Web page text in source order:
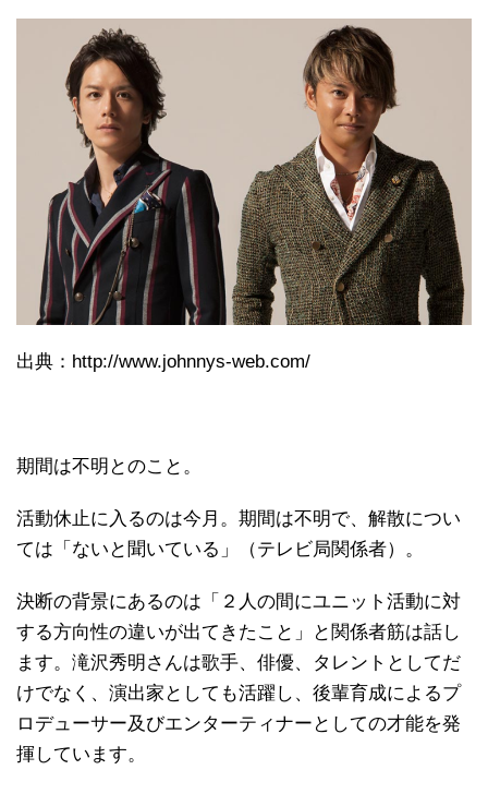
出典：http://www.johnnys-web.com/
期間は不明とのこと。
活動休止に入るのは今月。期間は不明で、解散につい
ては「ないと聞いている」（テレビ局関係者）。
決断の背景にあるのは「２人の間にユニット活動に対
する方向性の違いが出てきたこと」と関係者筋は話し
ます。滝沢秀明さんは歌手、俳優、タレントとしてだ
けでなく、演出家としても活躍し、後輩育成によるプ
ロデューサー及びエンターティナーとしての才能を発
揮しています。